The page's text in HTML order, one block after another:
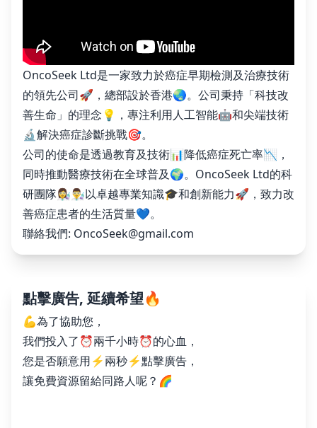
OncoSeek Ltd是一家致力於癌症早期檢測及治療技術
的領先公司🚀，總部設於香港🌏。公司秉持「科技改
善生命」的理念💡，專注利用人工智能🤖和尖端技術
🔬解決癌症診斷挑戰🎯。
公司的使命是透過教育及技術📊降低癌症死亡率📉，
同時推動醫療技術在全球普及🌍。OncoSeek Ltd的科
研團隊👩‍🔬👨‍🔬以卓越專業知識🎓和創新能力🚀，致力改
善癌症患者的生活質量💙。
聯絡我們: OncoSeek@gmail.com
點擊廣告, 延續希望🔥
💪為了協助您，
我們投入了⏰兩千小時⏰的心血，
您是否願意用⚡️兩秒⚡️點擊廣告，
讓免費資源留給同路人呢？🌈